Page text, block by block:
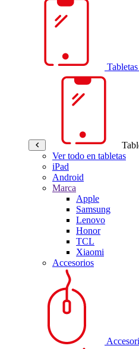
Tabletas
Ver todo en tabletas
iPad
Android
Marca
Apple
Samsung
Lenovo
Honor
TCL
Xiaomi
Accesorios